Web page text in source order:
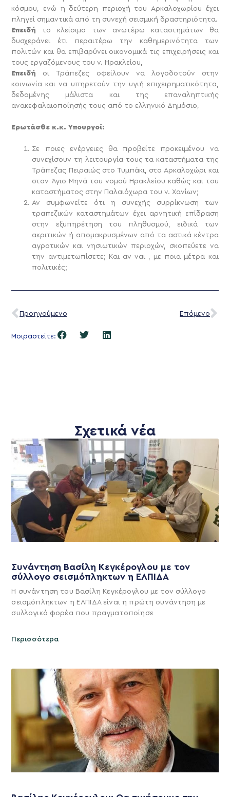
κόσμου, ενώ η δεύτερη περιοχή του Αρκαλοχωρίου έχει
πληγεί σημαντικά από τη συνεχή σεισμική δραστηριότητα.
Επειδή το κλείσιμο των ανωτέρω καταστημάτων θα
δυσχεράνει έτι περαιτέρω την καθημερινότητα των
πολιτών και θα επιβαρύνει οικονομικά τις επιχειρήσεις και
τους εργαζόμενους του ν. Ηρακλείου,
Επειδή οι Τράπεζες οφείλουν να λογοδοτούν στην
κοινωνία και να υπηρετούν την υγιή επιχειρηματικότητα,
δεδομένης μάλιστα και της επαναληπτικής
ανακεφαλαιοποίησής τους από το ελληνικό Δημόσιο,
Ερωτάσθε κ.κ. Υπουργοί:
Σε ποιες ενέργειες θα προβείτε προκειμένου να
συνεχίσουν τη λειτουργία τους τα καταστήματα της
Τράπεζας Πειραιώς στο Τυμπάκι, στο Αρκαλοχώρι και
στον Άγιο Μηνά του νομού Ηρακλείου καθώς και του
καταστήματος στην Παλαιόχωρα του ν. Χανίων;
Αν συμφωνείτε ότι η συνεχής συρρίκνωση των
τραπεζικών καταστημάτων έχει αρνητική επίδραση
στην εξυπηρέτηση του πληθυσμού, ειδικά των
ακριτικών ή απομακρυσμένων από τα αστικά κέντρα
αγροτικών και νησιωτικών περιοχών, σκοπεύετε να
την αντιμετωπίσετε; Και αν ναι , με ποια μέτρα και
πολιτικές;
Προηγούμενο Επόμενο
Μοιραστείτε:
Σχετικά νέα
Συνάντηση Βασίλη Κεγκέρογλου με τον
σύλλογο σεισμόπληκτων η ΕΛΠΙΔΑ
Η συνάντηση του Βασίλη Κεγκέρογλου με τον σύλλογο
σεισμόπληκτων η ΕΛΠΙΔΑ είναι η πρώτη συνάντηση με
συλλογικό φορέα που πραγματοποίησε
Περισσότερα